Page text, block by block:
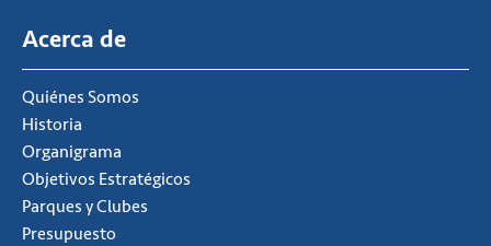
Acerca de
Quiénes Somos
Historia
Organigrama
Objetivos Estratégicos
Parques y Clubes
Presupuesto